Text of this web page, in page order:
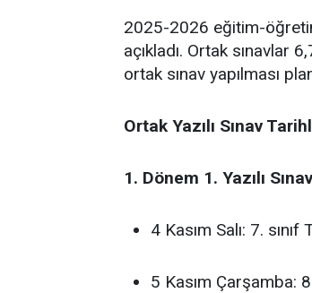
2025-2026 eğitim-
açıkladı. Ortak sınavlar
ortak sınav yapılması
Ortak Yazılı Sınav
1. Dönem 1. Yazılı
4 Kasım Salı: 7. sınıf
5 Kasım Çarşamba: